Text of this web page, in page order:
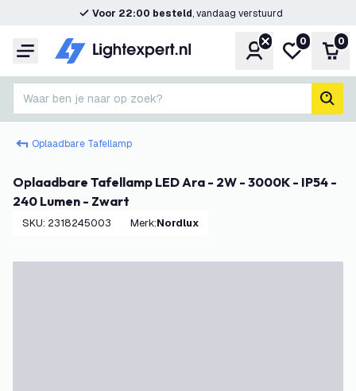
Voor 22:00 besteld, vandaag verstuurd
Menu Account
Mijn
0 0
Waar ben je naar op zoek?
Oplaadbare Tafellamp
Oplaadbare Tafellamp LED Ara - 2W - 3000K - IP54 -
240 Lumen - Zwart
SKU: 2318245003 Merk: Nordlux